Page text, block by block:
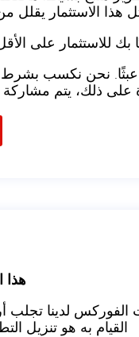
هذا الاستثمار يقلل
على الأقل $1,000 للفترة الدنيا
نحن نكسب بشرط
على ذلك، يتم
هذا
من 70٪ من إشارات الفوركس
القيام به هو تنزيل